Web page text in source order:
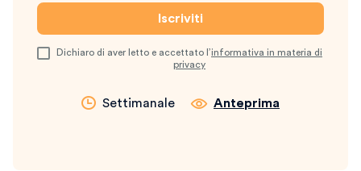
Dichiaro di aver letto e accettato l’informativa in materia di
privacy
Settimanale Anteprima